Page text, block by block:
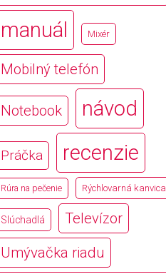
manuál Mixér
Mobilný telefón
Notebook návod
Práčka recenzie
Rúra na pečenie Rýchlovarná kanvica
Slúchadlá
Televízor
Umývačka riadu